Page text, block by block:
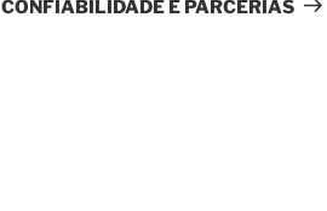
CONFIABILIDADE E PARCERIAS